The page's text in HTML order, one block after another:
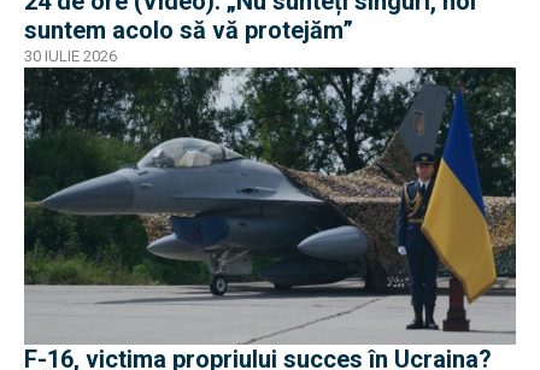
suntem acolo să vă protejăm”
30 IULIE 2026
F-16, victima propriului succes în Ucraina?